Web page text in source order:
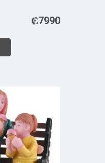
₡7990